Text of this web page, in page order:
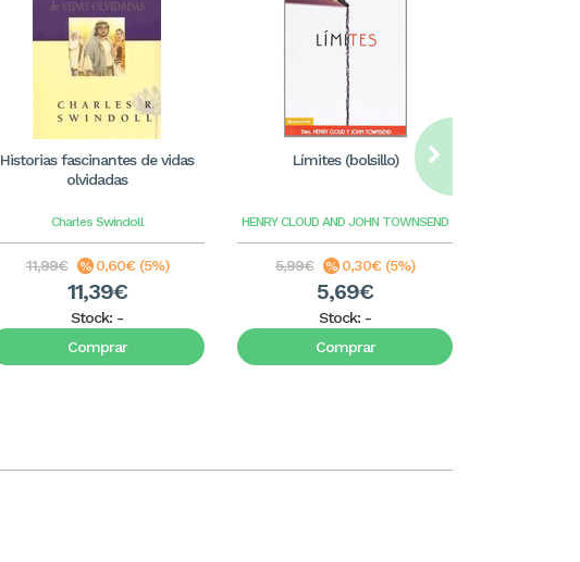
Historias fascinantes de vidas
olvidadas
Charles Swindoll
11,99€ 0,60€ (5%)
11,39€
Stock: -
Comprar
Límites (bolsillo)
HENRY CLOUD AND JOHN TOWNSEND
5,99€ 0,30€ (5%)
5,69€
Stock: -
Comprar